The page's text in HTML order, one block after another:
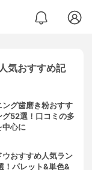
気おすすめ記
ング歯磨き粉おすす
グ52選！口コミの多
中心に
ウおすすめ人気ラン
！パレット&単色&